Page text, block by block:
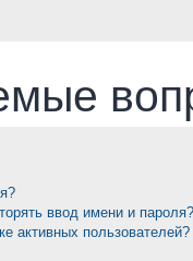
ввод имени и пароля?
активных пользователей?